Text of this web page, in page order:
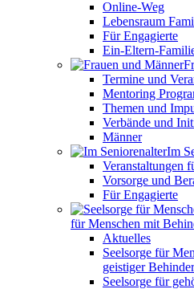
Online-Weg
Lebensraum
Für Engagierte
Ein-Eltern-
Termine und
Mentoring
Themen und
Verbände und
Männer
Im
Veranstaltungen
Vorsorge und
Für Engagierte
für Menschen mit
Aktuelles
Seelsorge für
geistiger
Seelsorge für